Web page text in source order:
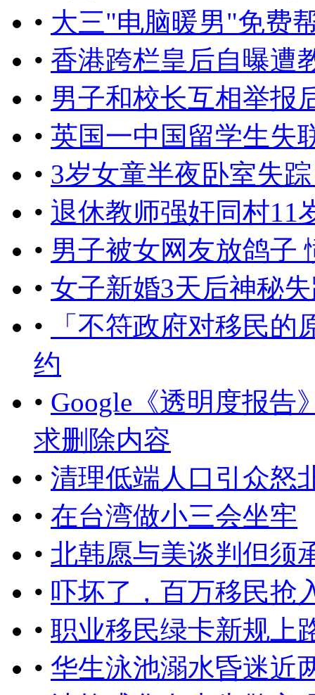
• 大三"电脑暖男"免费
• 香港跨栏皇后自曝遭
• 男子和校长互相举报
• 英国一中国留学生失
• 3岁女童半夜卧室失
• 退休教师强奸同村11
• 男子被女网友放鸽子
• 女子新婚3天后神秘
•
「不符政府对移民
约
• Google《透明度报告
求删除内容
• 清理低端人口引众怒
• 在台湾做小三会坐牢
• 北韩愿与美谈判但须
• 吓坏了，百万移民抢
• 职业移民绿卡新规上
• 华生泳池溺水昏迷近